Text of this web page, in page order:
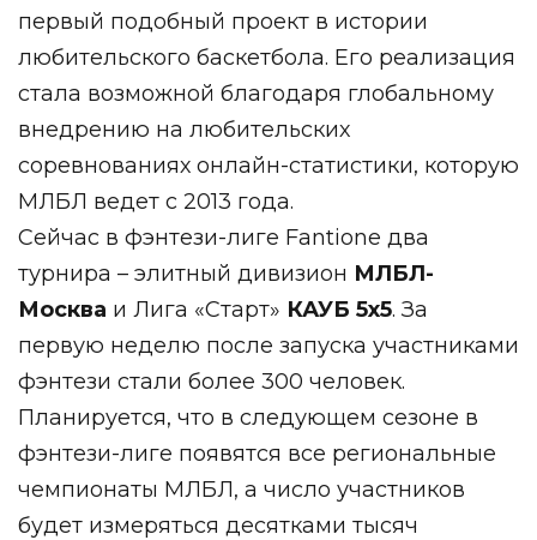
первый подобный проект в истории
любительского баскетбола. Его реализация
стала возможной благодаря глобальному
внедрению на любительских
соревнованиях онлайн-статистики, которую
МЛБЛ ведет с 2013 года.
Сейчас в фэнтези-лиге Fantione два
турнира – элитный дивизион МЛБЛ-
Москва и Лига «Старт» КАУБ 5х5. За
первую неделю после запуска участниками
фэнтези стали более 300 человек.
Планируется, что в следующем сезоне в
фэнтези-лиге появятся все региональные
чемпионаты МЛБЛ, а число участников
будет измеряться десятками тысяч